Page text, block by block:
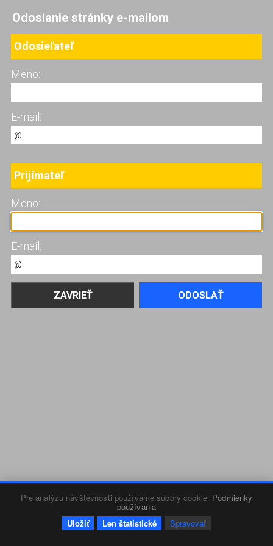
Pre analýzu návštevnosti používame súbory cookie. Podmienky
používania
Uložiť
Len štatistické Spravovať
Odoslanie stránky e-mailom
Odosieľateľ
Meno:
E-mail:
Prijímateľ
Meno:
E-mail: